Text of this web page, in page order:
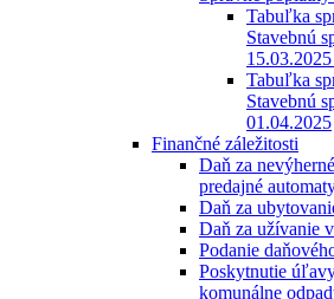
Tabuľka
Stavebnú
Tabuľka
Stavebnú
01.04.2025
Finančné záležitosti
Daň za
predajné
Daň za
Daň za užívanie
Podanie
Poskytnutie
komunálne